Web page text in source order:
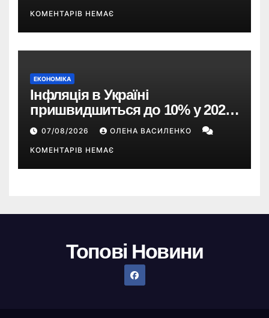
КОМЕНТАРІВ НЕМАЄ
ЕКОНОМІКА
Інфляція в Україні
пришвидшиться до 10% у 2026
році — прогноз НБУ
07/08/2026 ОЛЕНА ВАСИЛЕНКО
КОМЕНТАРІВ НЕМАЄ
Топові Новини